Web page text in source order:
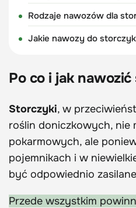
Rodzaje nawozów dla
Jakie nawozy do
Po co i jak
Storczyki, w
roślin doniczkowych, nie
pokarmowych, ale
pojemnikach i w
być odpowiednio
Przede wszystkim